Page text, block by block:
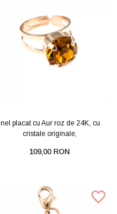
Inel placat cu Aur roz de 24K, cu
cristale originale,
109,00 RON